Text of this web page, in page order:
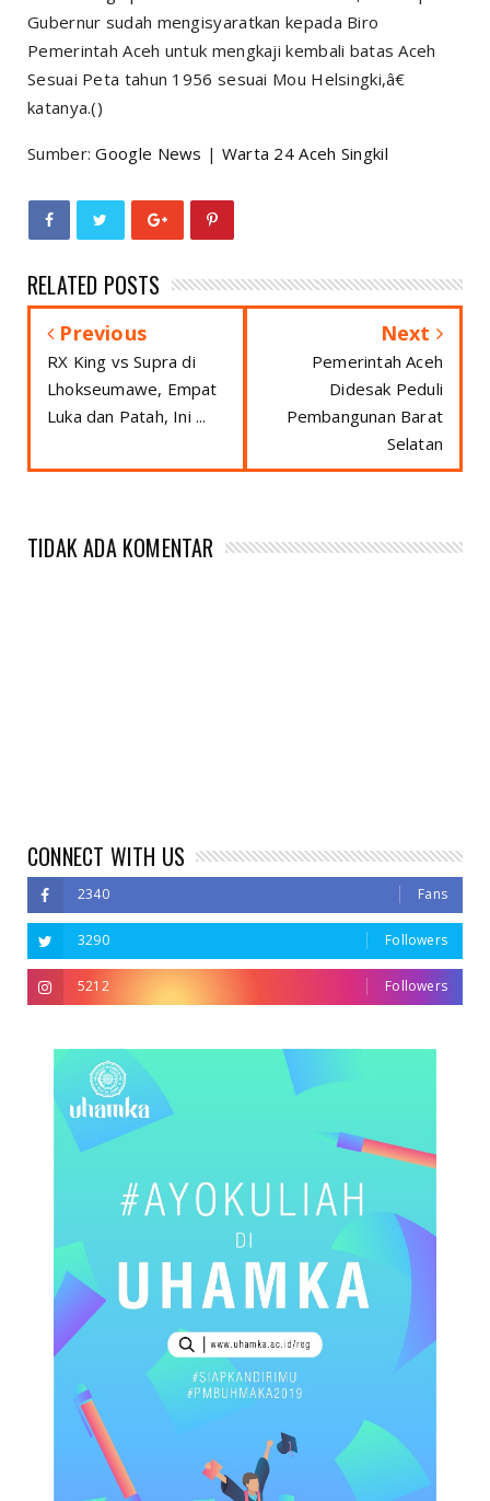
Gubernur sudah mengisyaratkan kepada Biro
Pemerintah Aceh untuk mengkaji kembali batas Aceh
Sesuai Peta tahun 1956 sesuai Mou Helsingki,â€
katanya.()
Sumber:Google News | Warta 24 Aceh Singkil
RELATED POSTS
Previous
RX King vs Supra di
Lhokseumawe, Empat
Luka dan Patah, Ini ...
Next
Pemerintah Aceh
Didesak Peduli
Pembangunan Barat
Selatan
TIDAK ADA KOMENTAR
CONNECT WITH US
2340 Fans
3290 Followers
5212 Followers